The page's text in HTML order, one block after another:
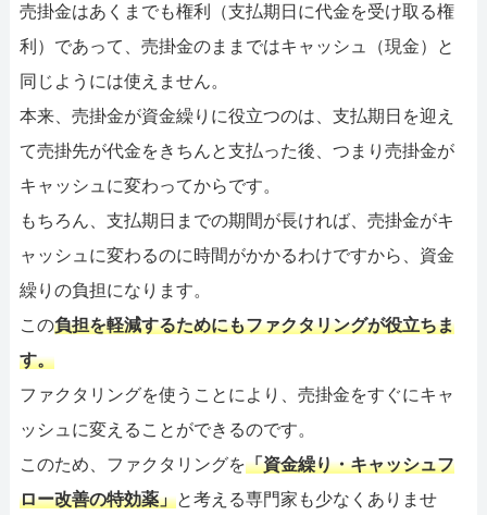
売掛金はあくまでも権利（支払期日に代金を受け取る権
利）であって、売掛金のままではキャッシュ（現金）と
同じようには使えません。
本来、売掛金が資金繰りに役立つのは、支払期日を迎え
て売掛先が代金をきちんと支払った後、つまり売掛金が
キャッシュに変わってからです。
もちろん、支払期日までの期間が長ければ、売掛金がキ
ャッシュに変わるのに時間がかかるわけですから、資金
繰りの負担になります。
この負担を軽減するためにもファクタリングが役立ちま
す。
ファクタリングを使うことにより、売掛金をすぐにキャ
ッシュに変えることができるのです。
このため、ファクタリングを「資金繰り・キャッシュフ
ロー改善の特効薬」と考える専門家も少なくありませ